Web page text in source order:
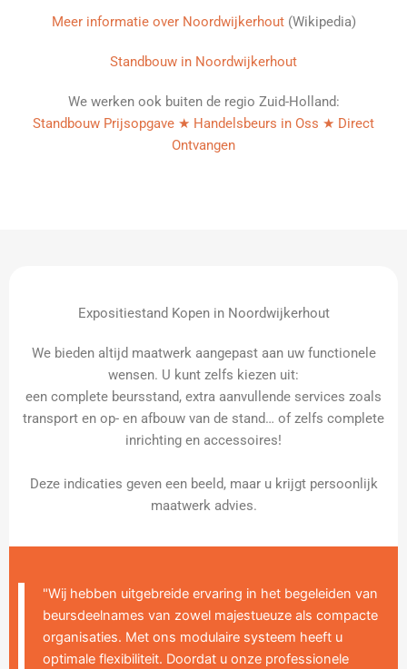
Meer informatie over Noordwijkerhout(Wikipedia)
Standbouw in Noordwijkerhout
We werken ook buiten de regio Zuid-Holland:
Standbouw Prijsopgave ★ Handelsbeurs in Oss ★ Direct
Ontvangen
Expositiestand Kopen in Noordwijkerhout
We bieden altijd maatwerk aangepast aan uw functionele
wensen. U kunt zelfs kiezen uit:
een complete beursstand, extra aanvullende services zoals
transport en op- en afbouw van de stand… of zelfs complete
inrichting en accessoires!
Deze indicaties geven een beeld, maar u krijgt persoonlijk
maatwerk advies.
"Wij hebben uitgebreide ervaring in het begeleiden van
beursdeelnames van zowel majestueuze als compacte
organisaties. Met ons modulaire systeem heeft u
optimale flexibiliteit. Doordat u onze professionele